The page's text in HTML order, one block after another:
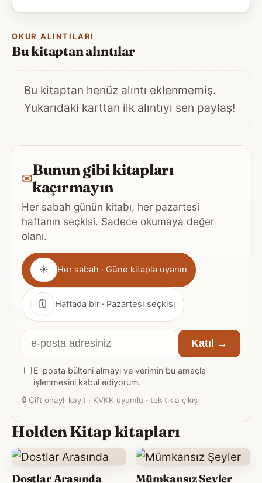
OKUR ALINTILARI
Bu kitaptan alıntılar
Bu kitaptan henüz alıntı eklenmemiş.
Yukarıdaki karttan ilk alıntıyı sen paylaş!
✉Bunun gibi kitapları
kaçırmayın
Her sabah günün kitabı, her pazartesi
haftanın seçkisi. Sadece okumaya değer
olanı.
Gönderim
sıklığı
☀ Her sabah · Güne kitapla uyanın
🗓 Haftada bir · Pazartesi seçkisi
E-
posta
adresiniz
Katıl →
E-posta bülteni almayı ve verimin bu amaçla
işlenmesini kabul ediyorum.
🔒 Çift onaylı kayıt · KVKK uyumlu · tek tıkla çıkış
Holden Kitap kitapları
Dostlar Arasında Mümkansız Şeyler